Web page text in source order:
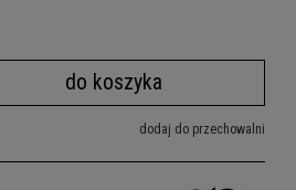
do koszyka
dodaj do przechowalni